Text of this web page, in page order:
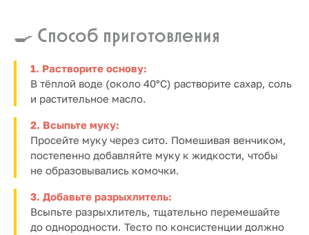
🍳 Способ приготовления
1. Растворите основу:
В тёплой воде (около 40°C) растворите сахар, соль
и растительное масло.
2. Всыпьте муку:
Просейте муку через сито. Помешивая венчиком,
постепенно добавляйте муку к жидкости, чтобы
не образовывались комочки.
3. Добавьте разрыхлитель:
Всыпьте разрыхлитель, тщательно перемешайте
до однородности. Тесто по консистенции должно